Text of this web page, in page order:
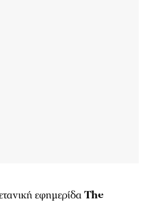
εφημερίδαThe